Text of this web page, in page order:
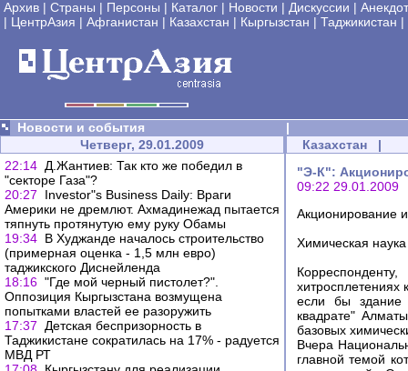
Архив | Страны | Персоны | Каталог | Новости | Дискуссии |
| ЦентрАзия | Афганистан | Казахстан | Кыргызстан | Таджикистан |
Новости и события
|
Четверг, 29.01.2009
22:14 Д.Жантиев: Так кто же победил в
"секторе Газа"?
20:27
Investor"s Business Daily: Враги
Америки не дремлют. Ахмадинежад пытается
тяпнуть протянутую ему руку Обамы
19:34 В Худжанде началось строительство
(примерная оценка - 1,5 млн евро)
таджикского Диснейленда
18:16 "Где мой черный пистолет?".
Оппозиция Кыргызстана возмущена
попытками властей ее разоружить
17:37
Детская беспризорность в
Таджикистане сократилась на 17% - радуется
МВД РТ
Казахстан |
"Э-К":
09:22 29.01.2009
Акционирование
Химическая
если бы здание
квадрате"
базовых
Вчера
главной темой